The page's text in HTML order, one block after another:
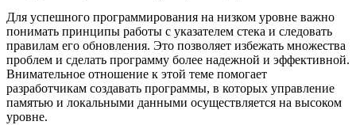
Для успешного программирования на низком уровне важно
понимать принципы работы с указателем стека и следовать
правилам его обновления. Это позволяет избежать множества
проблем и сделать программу более надежной и эффективной.
Внимательное отношение к этой теме помогает
разработчикам создавать программы, в которых управление
памятью и локальными данными осуществляется на высоком
уровне.